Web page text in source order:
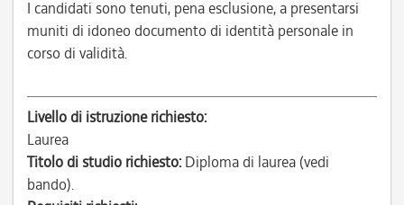
I candidati sono tenuti, pena esclusione, a presentarsi
muniti di idoneo documento di identità personale in
corso di validità.
Livello di istruzione richiesto:
Laurea
Titolo di studio richiesto: Diploma di laurea (vedi
bando).